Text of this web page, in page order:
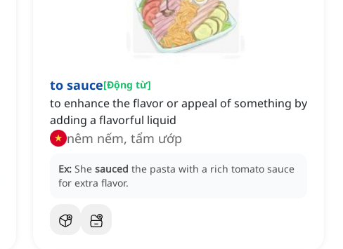
to sauce[Động từ]
to enhance the flavor or appeal of something by
adding a flavorful liquid
nêm nếm, tẩm ướp
Ex: She sauced the pasta with a rich tomato sauce
for extra flavor.